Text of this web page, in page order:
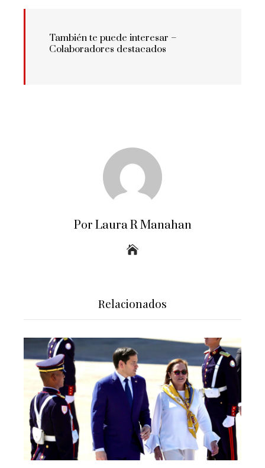
También te puede interesar –
Colaboradores destacados
Por Laura R Manahan
Relacionados